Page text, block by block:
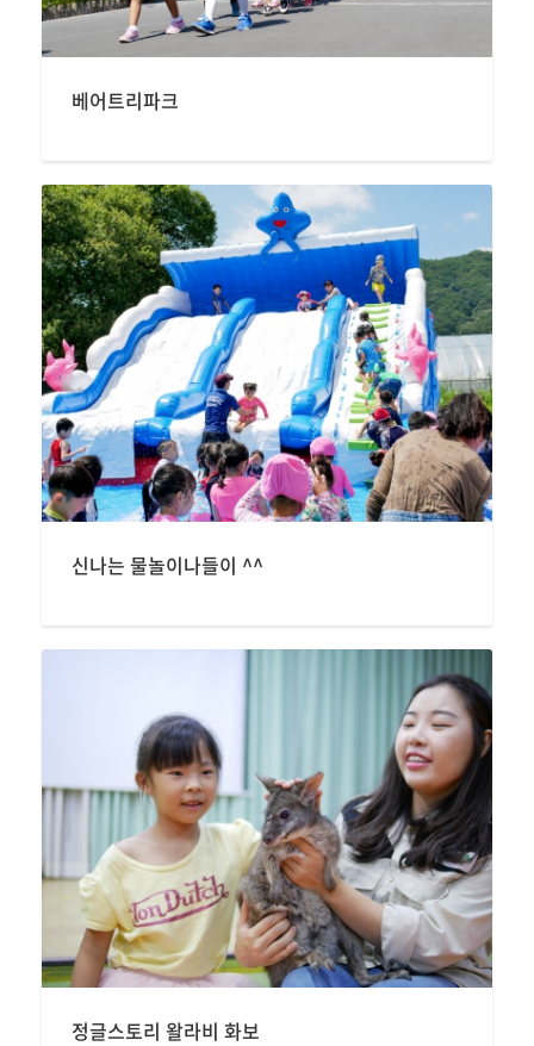
베어트리파크
신나는 물놀이나들이 ^^
정글스토리 왈라비 화보